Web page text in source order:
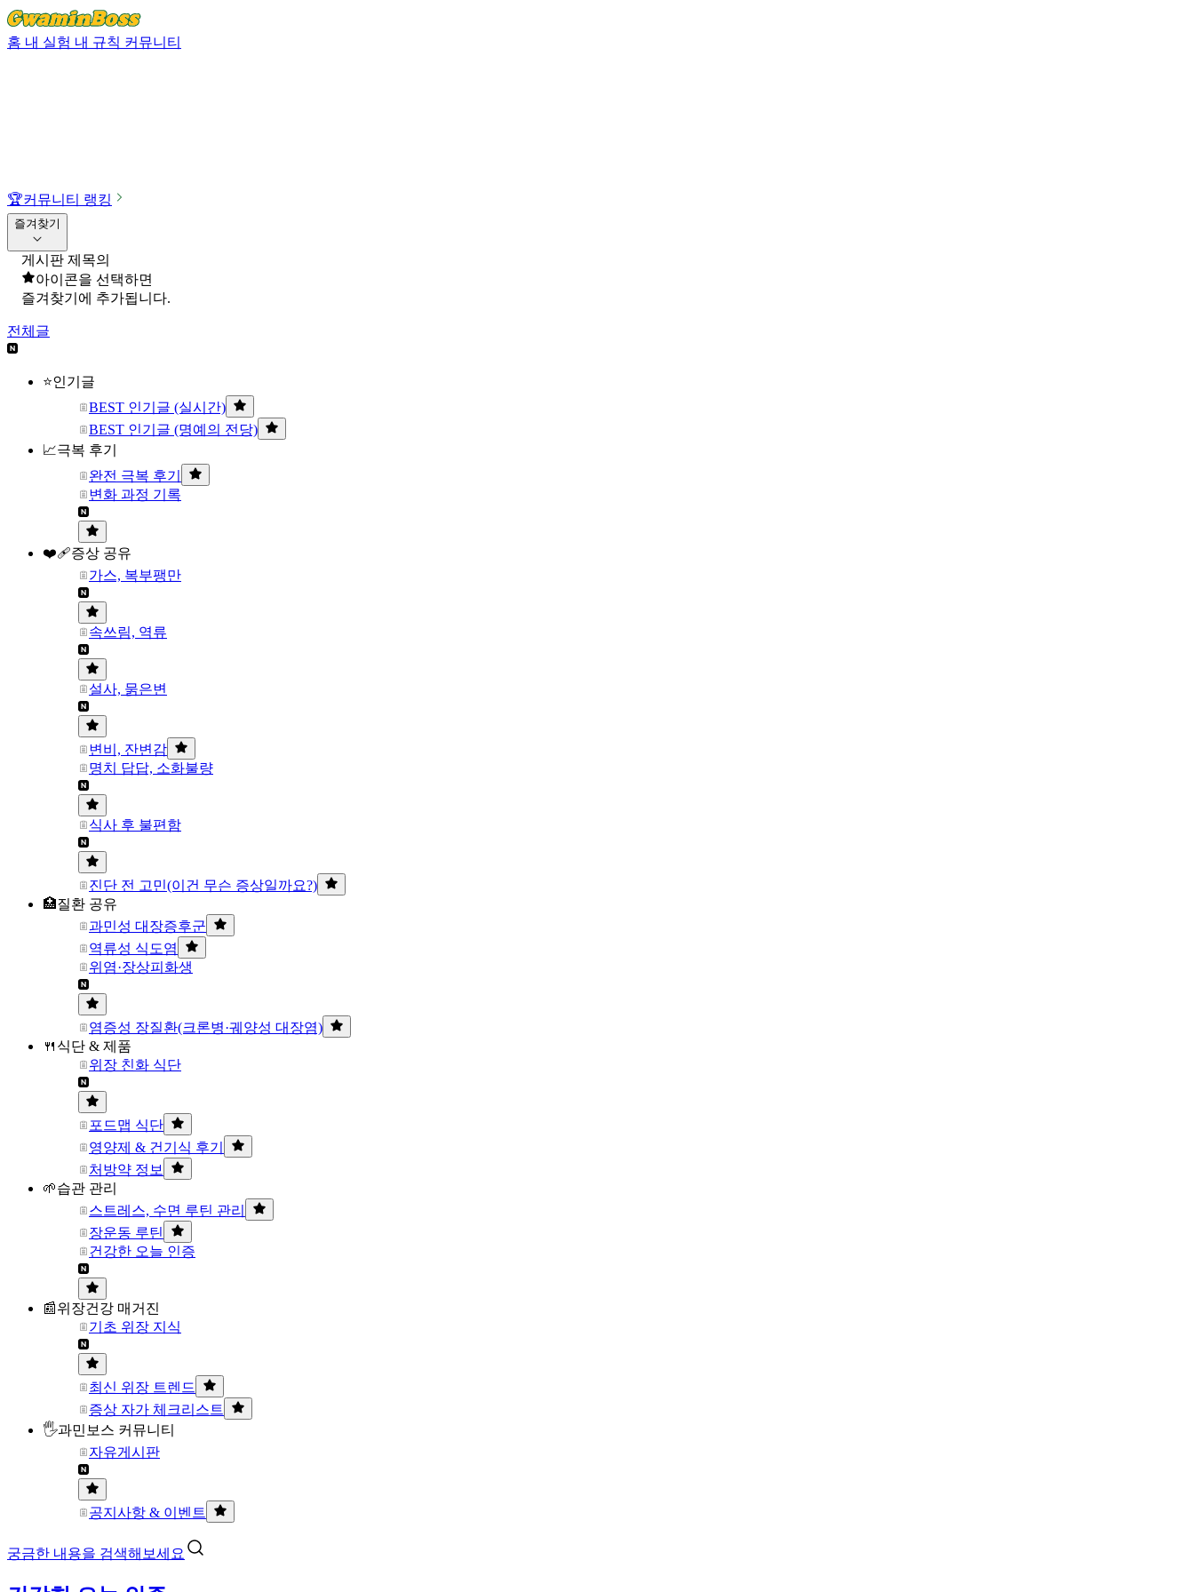
홈 내 실험 내 규칙 커뮤니티
🏆커뮤니티 랭킹
즐겨찾기
게시판 제목의
아이콘을 선택하면
즐겨찾기에 추가됩니다.
전체글
⭐인기글
BEST 인기글 (실시간)
BEST 인기글 (명예의 전당)
📈극복 후기
완전 극복 후기
변화 과정 기록
❤️‍🩹증상 공유
가스, 복부팽만
속쓰림, 역류
설사, 묽은변
변비, 잔변감
명치 답답, 소화불량
식사 후 불편함
진단 전 고민(이건 무슨 증상일까요?)
🏥질환 공유
과민성 대장증후군
역류성 식도염
위염·장상피화생
염증성 장질환(크론병·궤양성 대장염)
🍴식단 & 제품
위장 친화 식단
포드맵 식단
영양제 & 건기식 후기
처방약 정보
🌱습관 관리
스트레스, 수면 루틴 관리
장운동 루틴
건강한 오늘 인증
📰위장건강 매거진
기초 위장 지식
최신 위장 트렌드
증상 자가 체크리스트
🖐과민보스 커뮤니티
자유게시판
공지사항 & 이벤트
궁금한 내용을 검색해보세요